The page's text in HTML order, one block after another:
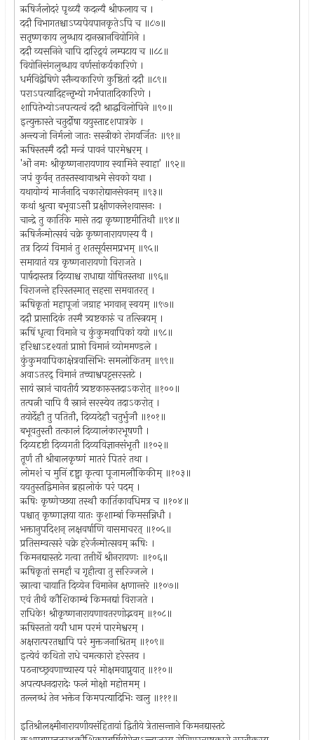
ऋषिर्जलोदरं पृथ्व्यै कदल्यै श्रीफलाय च ।
ददौ विभागतश्चाऽप्यपेयपानकृतेऽपि च ॥८७॥
सतृष्णकाय लुब्धाय दानस्नानवियोगिने ।
ददौ व्यसनिने चापि दारिद्र्यं लम्पटाय च ॥८८॥
वियोनिसंगलुब्धाय वर्णसांकर्यकारिणे ।
धर्मविद्वेषिणे स्तैन्यकारिणे कुष्ठितां ददौ ॥८९॥
पराऽपत्यादिहन्तृभ्यो गर्भपातादिकारिणे ।
शापितेभ्योऽनपत्यत्वं ददौ श्राद्धविलोपिने ॥९०॥
इत्युक्तास्ते चतुर्दोषा ययुस्तादृशपात्रके ।
अन्त्यजो निर्मलो जातः सस्त्रीको रोगवर्जितः ॥९१॥
ऋषिस्तस्मै ददौ मन्त्रं पावनं पारमेश्वरम् ।
'ओं नमः श्रीकृष्णनारायणाय स्वामिने स्वाहा' ॥९२॥
जपं कुर्वन् ततस्तस्थावाश्रमे सेवको यथा ।
यथायोग्यं मार्जनादि चकारोद्यानसेवनम् ॥९३॥
कथां श्रुत्वा बभूवाऽसौ प्रक्षीणक्लेशवासनः ।
चान्द्रे तु कार्तिके मासे तदा कृष्णाष्टमीतिथौ ॥९४॥
ऋषिर्जन्मोत्सवं चक्रे कृष्णनारायणस्य वै ।
तत्र दिव्यं विमानं तु शतसूर्यसमप्रभम् ॥९५॥
समायातं यत्र कृष्णनारायणो विराजते ।
पार्षदास्तत्र दिव्याश्च राधाद्या योषितस्तथा ॥९६॥
विराजन्ते हरिस्तस्मात् सहसा समवातरत् ।
ऋषिकृतां महापूजां जग्राह भगवान् स्वयम् ॥९७॥
ददौ प्रासादिकं तस्मै त्र्यष्टकारुं च तत्स्त्रियम् ।
ऋषिं धृत्वा विमाने च कुंकुमवापिकां ययो ॥९८॥
हरिश्चाऽदृश्यतां प्राप्तो विमानं व्योममण्डले ।
कुंकुमवापिकाक्षेत्रवासिभिः समलोकितम् ॥९९॥
अवाऽतरद् विमानं तच्चाश्वपट्टसरस्तटे ।
सायं स्नानं चावतीर्य त्र्यष्टकारुस्तदाऽकरोत् ॥१००॥
तत्पत्नी चापि वै स्नानं सरस्येव तदाऽकरोत् ।
तयोर्देहौ तु पतितौ, दिव्यदेहौ चतुर्भुजौ ॥१०१॥
बभूवतुस्तौ तत्कालं दिव्यालंकारभूषणौ ।
दिव्यदृष्टी दिव्यगती दिव्यविज्ञानसंभृतौ ॥१०२॥
तूर्णं तौ श्रीबालकृष्णं मातरं पितरं तथा ।
लोमशं च मुनिं दृष्ट्वा कृत्वा पूजामलौकिकीम् ॥१०३॥
ययतुस्तद्विमानेन ब्रह्मलोकं परं पदम् ।
ऋषिः कृष्णेच्छया तस्थौ कार्तिकावधिमत्र च ॥१०४॥
पश्चात् कृष्णाज्ञया यातः कुशाम्बां किमसन्निधौ ।
भक्तानुपदिशन् लक्षवर्षाणि वासमाचरत् ॥१०५॥
प्रतिसम्वत्सरं चक्रे हरेर्जन्मोत्सवम् ऋषिः ।
किमनद्यास्तटे गत्वा तत्तीर्थे श्रीनरायणः ॥१०६॥
ऋषिकृतां समर्हां च गृहीत्वा तु सरिज्जले ।
स्नात्वा चायाति दिव्येन विमानेन क्षणान्तरे ॥१०७॥
एवं तीर्थं कौशिकाम्बं किमनद्यां विराजते ।
राधिके! श्रीकृष्णनारायणावतरणोद्भवम् ॥१०८॥
ऋषिस्ततो ययौ धाम परमं पारमेश्वरम् ।
अक्षरात्परतश्चापि परं मुक्तजनाश्रितम् ॥१०९॥
इत्येवं कथितो राधे चमत्कारो हरेस्तव ।
पठनाच्छ्रवणाच्चास्य परं मोक्षमवाप्नुयात् ॥११०॥
अपत्यधनदारादेः फलं मोक्षो महोत्तमम् ।
तल्लब्धं तेन भक्तेन किमपत्यादिभिः खलु ॥१११॥
इतिश्रीलक्ष्मीनारायणीयसंहितायां द्वितीये त्रेतासन्ताने किमनद्यास्तटे